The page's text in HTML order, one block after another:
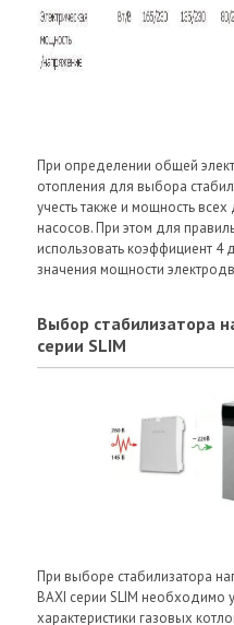
При определении общей
отопления для выбора
учесть также и мощность
насосов. При этом для
использовать коэффициент
значения мощности
Выбор стабилизатора
серии SLIM
При выборе стабилизатора
BAXI серии SLIM необходимо
характеристики газовых